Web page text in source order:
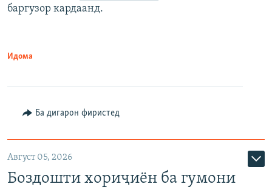
баргузор кардаанд.
Идома
Ба дигарон фиристед
Август 05, 2026
Боздошти хориҷиён ба гумони